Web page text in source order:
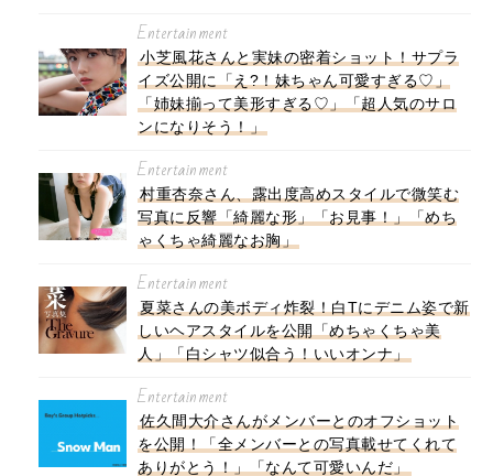
Entertainment
小芝風花さんと実妹の密着ショット！サプラ
イズ公開に「え?！妹ちゃん可愛すぎる♡」
「姉妹揃って美形すぎる♡」「超人気のサロ
ンになりそう！」
Entertainment
村重杏奈さん、露出度高めスタイルで微笑む
写真に反響「綺麗な形」「お見事！」「めち
ゃくちゃ綺麗なお胸」
Entertainment
夏菜さんの美ボディ炸裂！白Tにデニム姿で新
しいヘアスタイルを公開「めちゃくちゃ美
人」「白シャツ似合う！いいオンナ」
Entertainment
佐久間大介さんがメンバーとのオフショット
を公開！「全メンバーとの写真載せてくれて
ありがとう！」「なんて可愛いんだ」